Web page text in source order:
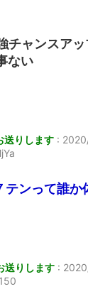
チャンスアッ
ない
送りします :
ンって誰か
送りします :